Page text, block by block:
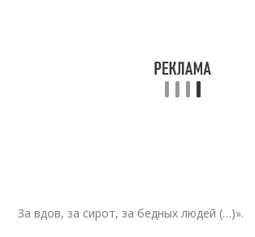
За вдов, за сирот, за бедных людей (…)».